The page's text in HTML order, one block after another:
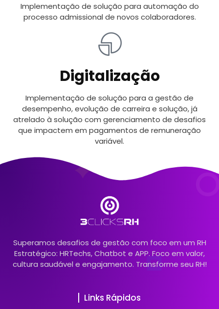
Implementação de solução para automação do
processo admissional de novos colaboradores.
Digitalização
Implementação de solução para a gestão de
desempenho, evolução de carreira e solução, já
atrelado à solução com gerenciamento de desafios
que impactem em pagamentos de remuneração
variável.
Superamos desafios de gestão com foco em um RH
Estratégico: HRTechs, Chatbot e APP. Foco em valor,
cultura saudável e engajamento. Transforme seu RH!
Links Rápidos